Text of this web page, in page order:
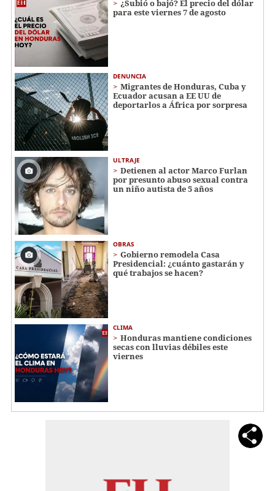
¿Subió o bajó? El precio del dólar
para este viernes 7 de agosto
DENUNCIA
Migrantes de Honduras, Cuba y
Ecuador acusan a EE UU de
deportarlos a África por sorpresa
ULTRAJE
Detienen al actor Marco Furlan
por presunto abuso sexual contra
un niño autista de 5 años
OBRAS
Gobierno remodela Casa
Presidencial: ¿cuánto gastarán y
qué trabajos se hacen?
CLIMA
Honduras mantiene condiciones
secas con lluvias débiles este
viernes